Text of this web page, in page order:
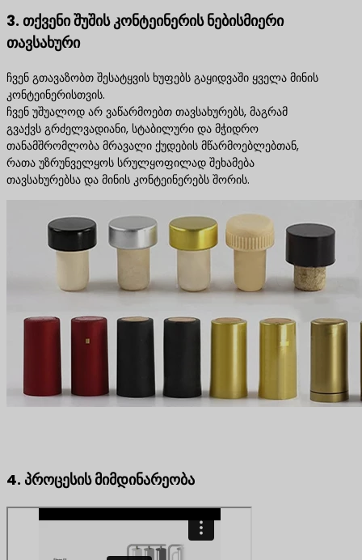
3. თქვენი შუშის კონტეინერის ნებისმიერი
თავსახური
ჩვენ გთავაზობთ შესატყვის ხუფებს გაყიდვაში ყველა მინის
კონტეინერისთვის.
ჩვენ უშუალოდ არ ვაწარმოებთ თავსახურებს, მაგრამ
გვაქვს გრძელვადიანი, სტაბილური და მჭიდრო
თანამშრომლობა მრავალი ქუდების მწარმოებლებთან,
რათა უზრუნველყოს სრულყოფილად შეხამება
თავსახურებსა და მინის კონტეინერებს შორის.
4. პროცესის მიმდინარეობა